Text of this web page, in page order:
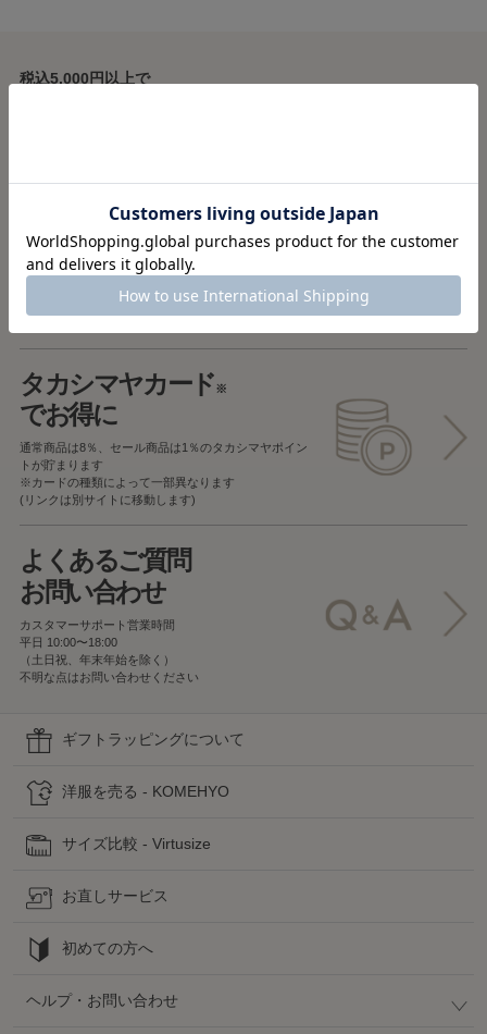
税込5,000円以上で
返品OK
一部商品を除き、
お届け後7日以内の場合
返品することが可能です
タカシマヤカード※
でお得に
通常商品は8％、セール商品は1％のタカシマヤポイン
トが貯まります
※カードの種類によって一部異なります
(リンクは別サイトに移動します)
よくあるご質問
お問い合わせ
カスタマーサポート営業時間
平日 10:00〜18:00
（土日祝、年末年始を除く）
不明な点はお問い合わせください
ギフトラッピングについて
洋服を売る - KOMEHYO
サイズ比較 - Virtusize
お直しサービス
初めての方へ
ヘルプ・お問い合わせ